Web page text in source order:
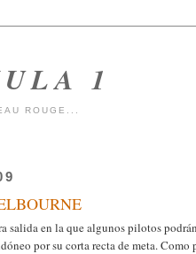
1
ROUGE...
en la que algunos pilotos
por su corta recta de meta.